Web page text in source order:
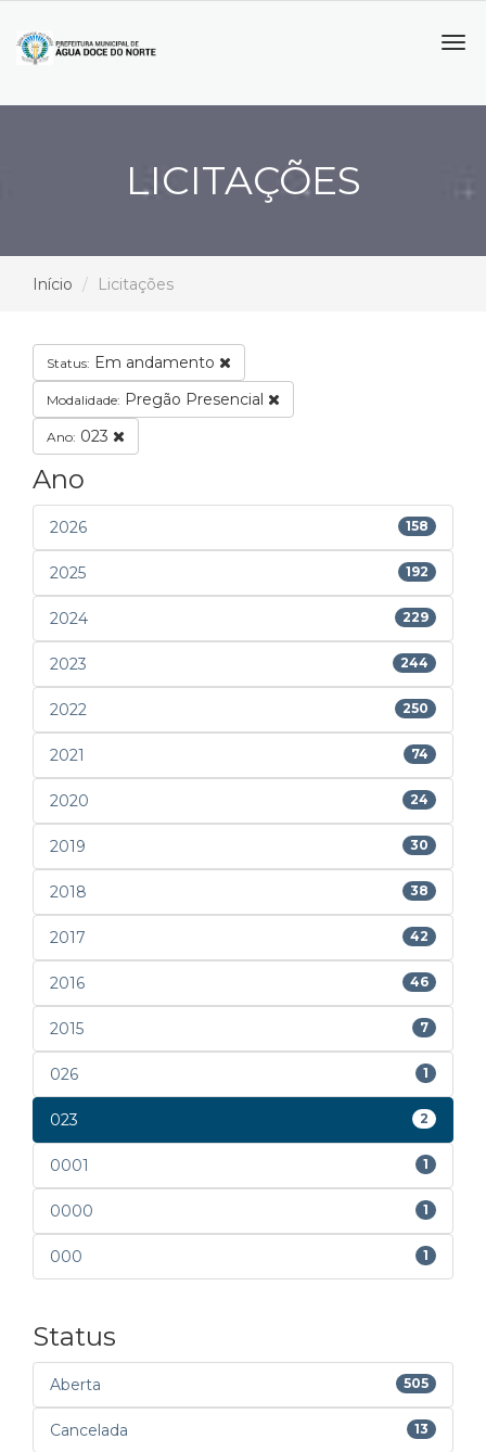
LICITAÇÕES
Início Licitações
Status: Em andamento
Modalidade: Pregão Presencial
Ano: 023
Ano
2026 158
2025 192
2024 229
2023 244
2022 250
2021 74
2020 24
2019 30
2018 38
2017 42
2016 46
2015 7
026 1
023 2
0001 1
0000 1
000 1
Status
Aberta 505
Cancelada 13